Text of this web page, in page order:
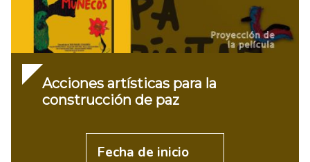
Acciones artísticas para la
construcción de paz
Fecha de inicio